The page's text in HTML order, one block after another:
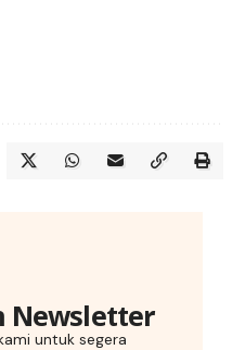
Newsletter
untuk segera